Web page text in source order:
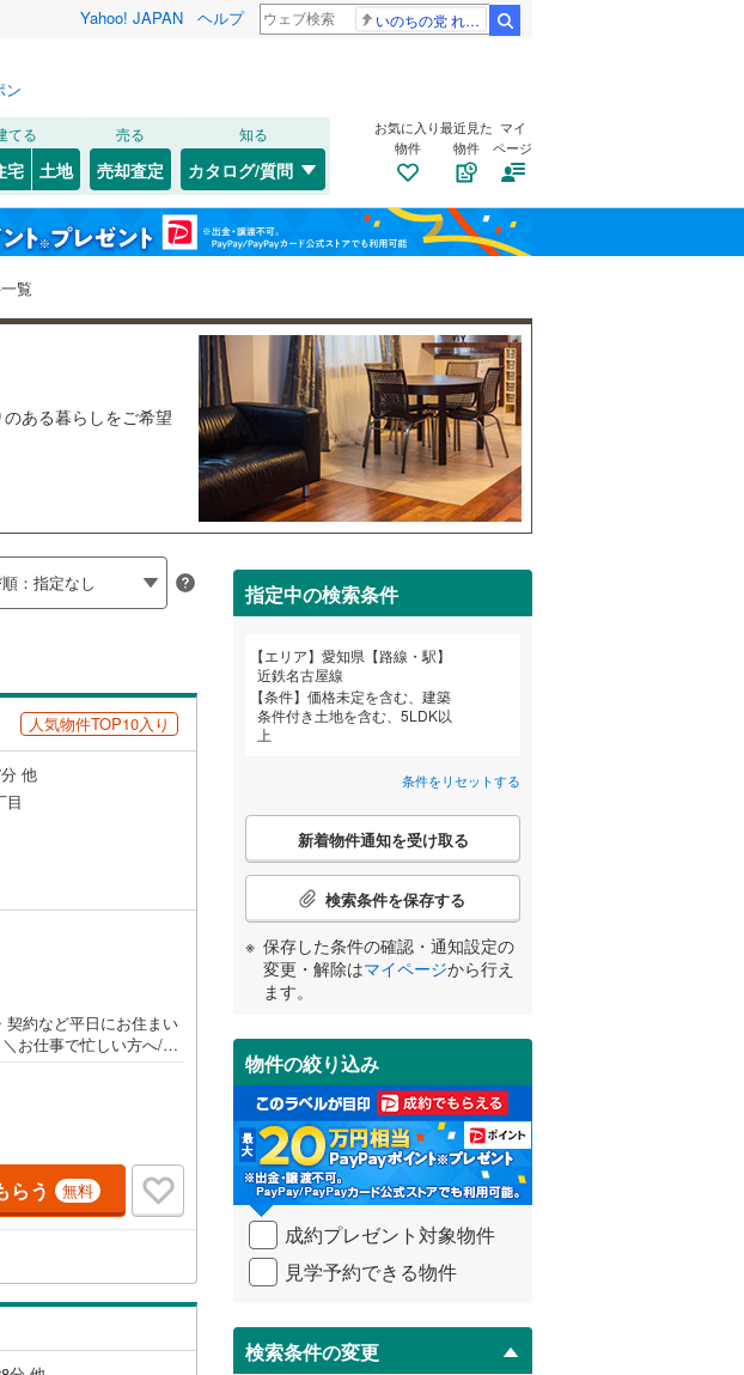
Yahoo! JAPAN ヘルプ いのちの党 れいわ新選組
ン
てる
宅 土地
売る
売却査定
知る
カタログ/質問
お気に入り
物件
最近見た
物件
マイ
ページ
覧
ある暮らしをご希望
人気物件TOP10入り
他
目
約など平日にお住まい
お仕事で忙しい方へ/午
も気になる物件がある
名古屋市全域や、その
売 久屋大通営業所】
屋大通」駅7A出口か
時間 10:00～19:00（定
ます。ぜひお気軽にご
学する（無料）」ボタ
らう 無料
指定中の検索条件
エリア
愛知県【路線・駅】
近鉄名古屋線
条件
価格未定を含む、建築
条件付き土地を含む、5LDK以
上
条件をリセットする
こ
検
条
件
受
け
取
る
・
条
件
を
イ
ペ
ジ
に
新着物件通知を受け取る
検索条件を保存する
保存した条件の確認・通知設定の
変更・解除はマイページから行え
ます。
物件の絞り込み
成約プレゼント対象物件
見学予約できる物件
検索条件の変更
山形 福島
和歌山
山口
鹿児島
条件をリセットする
北区(7)
中区(0)
(3)
名東区(4)
一宮市(16)
碧南市(17)
犬山市(9)
小牧市(6)
知立市(1)
岩倉市(1)
田原市 (12)
北名古屋市(0)
あま市 (
町(1) 西春日井郡豊山町(0)
海部郡大治町(2)
知多郡阿久比町(1)
多町 (0) 知多郡美浜町(0)
北設楽郡設楽町(0)
条件をリセットする
検索する 条件をリセットする
中央本線（JR東海）(31
東海）(16) 東海道新幹線
下鉄名城線(9) 名古屋市営地下鉄鶴舞線(8)
城北線 名古屋臨海高速鉄道あおなみ線(6)
線(41) 愛知高速交通リニモ(17)
名鉄西尾線(12
名鉄豊田線(9)
(17 ) 名鉄尾西線(20)
近鉄名古屋線(
条件をリセットする
(0) (0) (0) (0) (0)
検索する 条件をリセットする
（0） トイレ２か所（19）
ガレージ（0） 太陽光発電システム（0）
（
1）
能評価付き
住宅性能評価付き （16）
区画数50戸以上）
小学校まで1km以内（ 11）
ー住宅（14） 間取り変更可能
3階建て以上（0）
検索する 条件をリセットする
した
ジから設定できます。
含む、建築条件付き
する
リストを見る
リストを見る